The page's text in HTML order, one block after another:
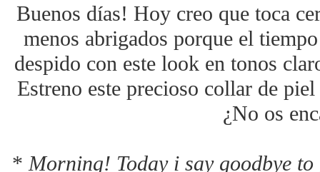
Buenos días! Hoy creo que toca
menos abrigados porque el
despido con este look en tonos
Estreno este precioso collar de
¿No os
* Morning! Today i say goodbye